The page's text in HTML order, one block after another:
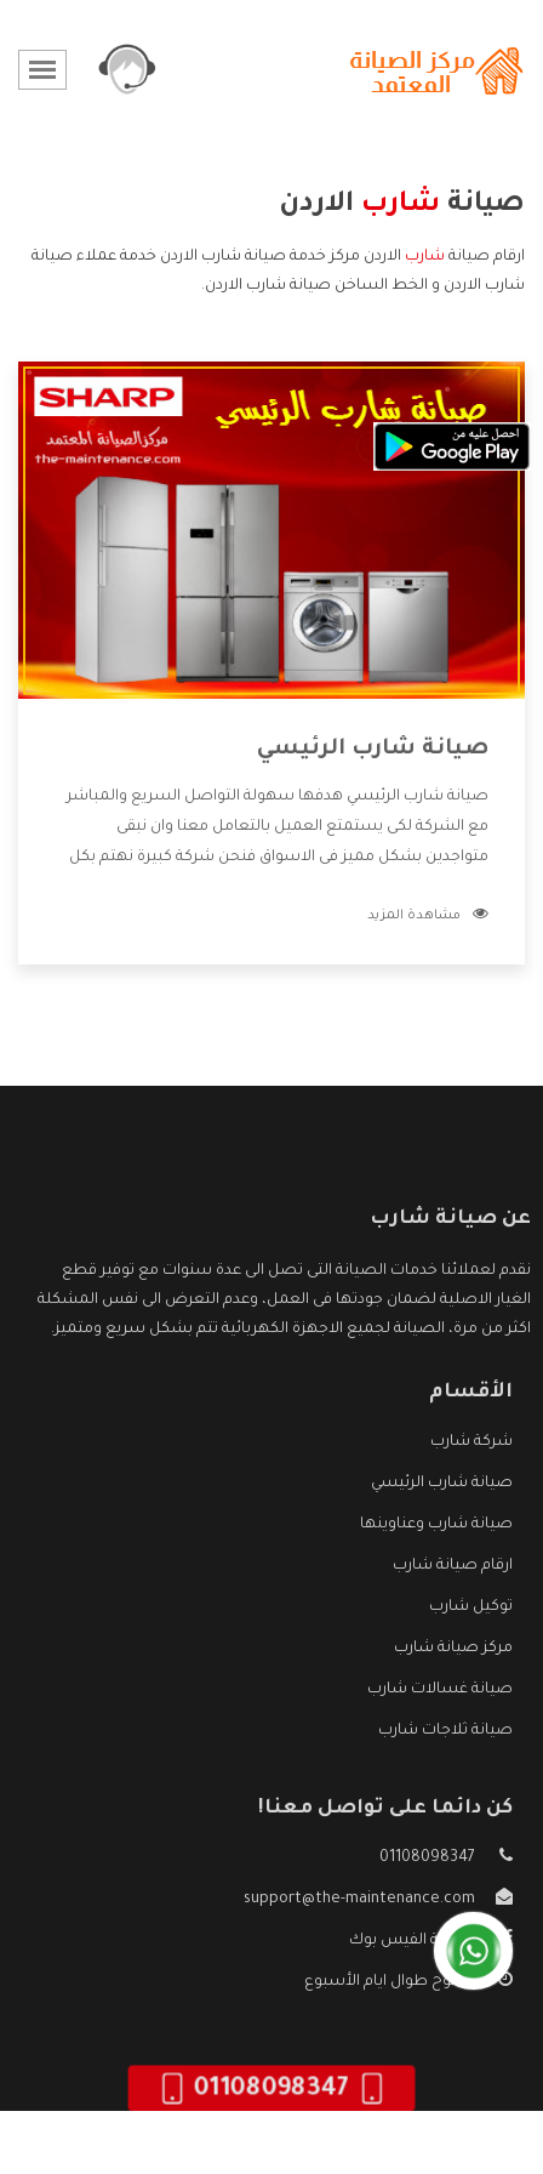
صيانة شارب الاردن
ارقام صيانة شارب الاردن مركز خدمة صيانة شارب الاردن خدمة عملاء صيانة
شارب الاردن و الخط الساخن صيانة شارب الاردن.
صيانة شارب الرئيسي
صيانة شارب الرئيسي هدفها سهولة التواصل السريع والمباشر
مع الشركة لكى يستمتع العميل بالتعامل معنا وان نبقى
متواجدين بشكل مميز فى الاسواق فنحن شركة كبيرة نهتم بكل
الشركة بها والتى تكون منها خدمة الصيانة التى تكون من أهم
مشاهدة المزيد
عن صيانة شارب
نقدم لعملائنا خدمات الصيانة التى تصل الى عدة سنوات مع توفير قطع
الغيار الاصلية لضمان جودتها فى العمل، وعدم التعرض الى نفس المشكلة
اكثر من مرة، الصيانة لجميع الاجهزة الكهربائية تتم بشكل سريع ومتميز.
الأقسام
شركة شارب
صيانة شارب الرئيسي
صيانة شارب وعناوينها
ارقام صيانة شارب
توكيل شارب
مركز صيانة شارب
صيانة غسالات شارب
صيانة ثلاجات شارب
كن دائما على تواصل معنا!
01108098347
support@the-maintenance.com
صفحة الفيس بوك
مفتوح طوال ايام الأسبوع
01108098347